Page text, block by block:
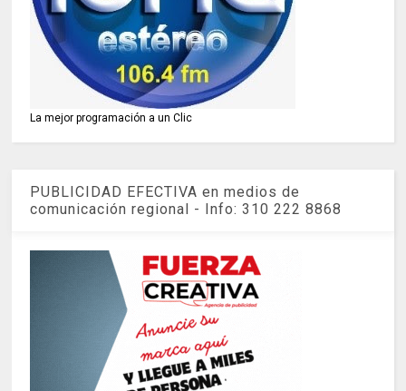
La mejor programación a un Clic
PUBLICIDAD EFECTIVA en medios de
comunicación regional - Info: 310 222 8868